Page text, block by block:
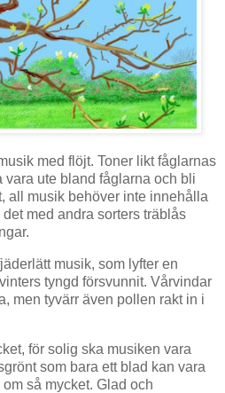
med flöjt. Toner likt fåglarnas
vara ute bland fåglarna och bli
all musik behöver inte innehålla
med andra sorters träblås
musik, som lyfter en
tyngd försvunnit. Vårvindar
men tyvärr även pollen rakt in i
för solig ska musiken vara
som bara ett blad kan vara
så mycket. Glad och